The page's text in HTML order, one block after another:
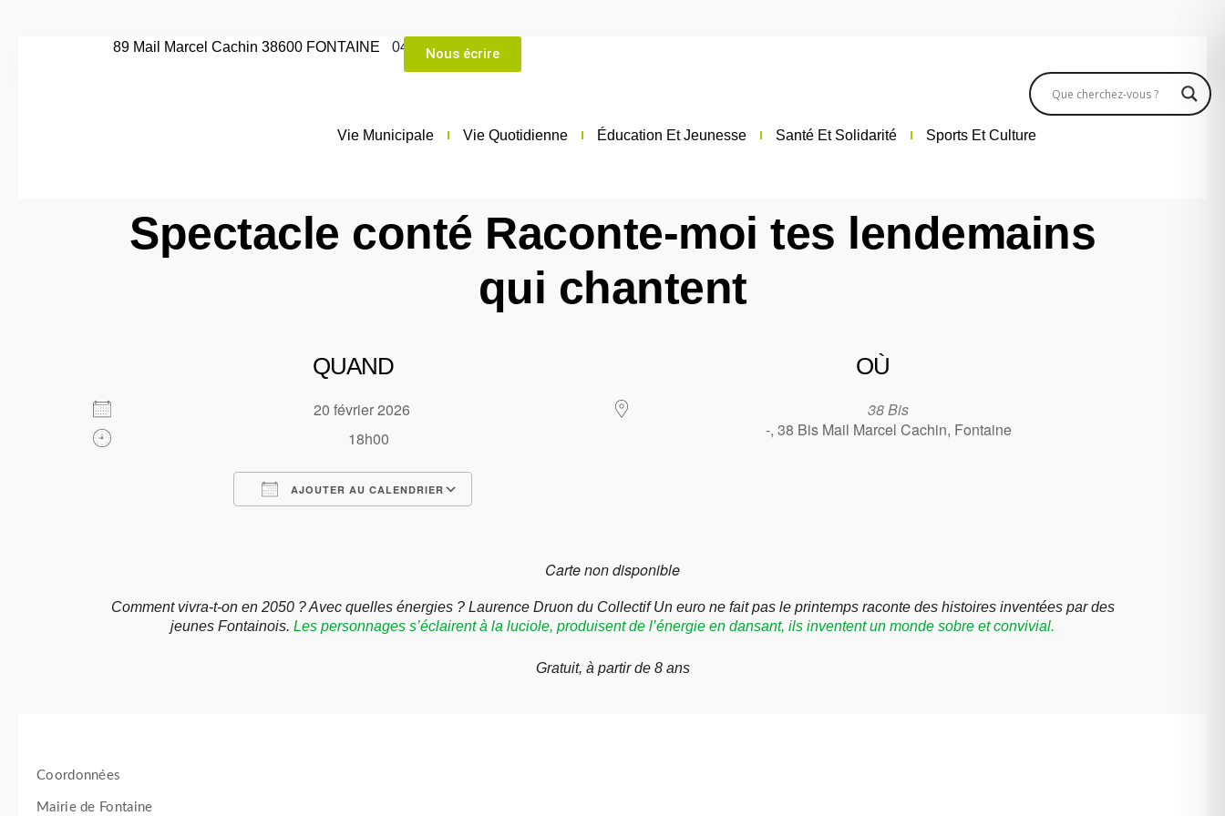
89 Mail Marcel Cachin 38600 FONTAINE 04 76 28 75 75
Nous écrire
Vie Municipale Vie Quotidienne Éducation Et Jeunesse Santé Et Solidarité Sports Et Culture
Spectacle conté Raconte-moi tes lendemains
qui chantent
QUAND
20 février 2026
18h00
AJOUTER AU CALENDRIER
OÙ
38 Bis
-, 38 Bis Mail Marcel Cachin, Fontaine
Carte non disponible
Comment vivra-t-on en 2050 ? Avec quelles énergies ? Laurence Druon du CollectifUn euro ne fait pas le printempsraconte des histoires inventées par des
jeunes Fontainois. Les personnages s’éclairent à la luciole, produisent de l’énergie en dansant, ils inventent un monde sobre et convivial.
Gratuit, à partir de 8 ans
Coordonnées
Mairie de Fontaine